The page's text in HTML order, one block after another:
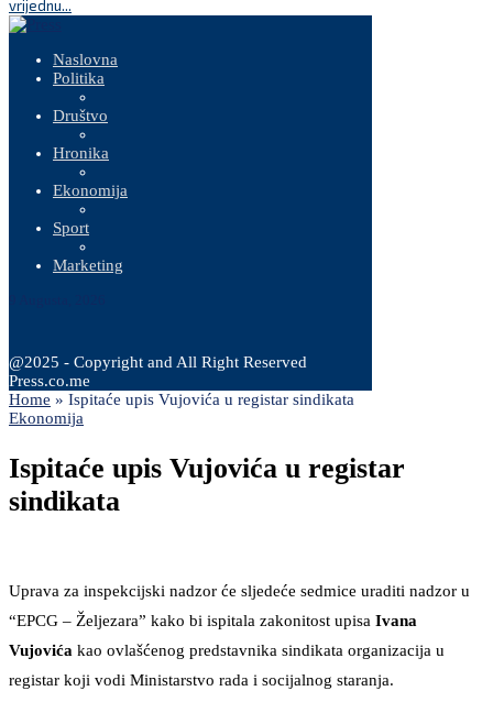
vrijednu...
Naslovna
Politika
Društvo
Hronika
Ekonomija
Sport
Marketing
@2025 - Copyright and All Right Reserved
Press.co.me
Home » Ispitaće upis Vujovića u registar sindikata
Ekonomija
Ispitaće upis Vujovića u registar
sindikata
Uprava za inspekcijski nadzor će sljedeće sedmice uraditi nadzor u
“EPCG – Željezara” kako bi ispitala zakonitost upisa Ivana
Vujovića kao ovlašćenog predstavnika sindikata organizacija u
registar koji vodi Ministarstvo rada i socijalnog staranja.